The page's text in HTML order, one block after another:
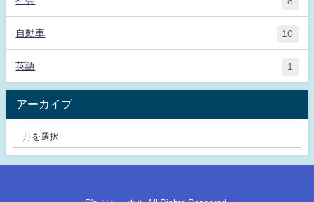
自動車 10
英語 1
アーカイブ